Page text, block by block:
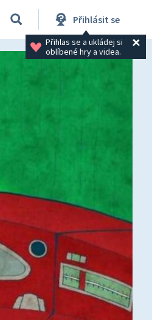
Přihlásit se
Přihlas se a ukládej si
oblíbené hry a videa.